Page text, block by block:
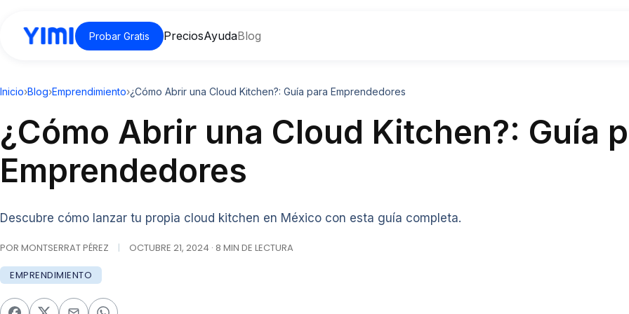
Probar Gratis PreciosAyudaBlog
Inicio›Blog›Emprendimiento›¿Cómo Abrir una Cloud Kitchen?: Guía para Emprendedores
¿Cómo Abrir una Cloud Kitchen?: Guía
Emprendedores
Descubre cómo lanzar tu propia cloud kitchen en México con esta guía completa.
POR MONTSERRAT PÉREZ | OCTUBRE 21, 2024 · 8 MIN DE LECTURA
EMPRENDIMIENTO